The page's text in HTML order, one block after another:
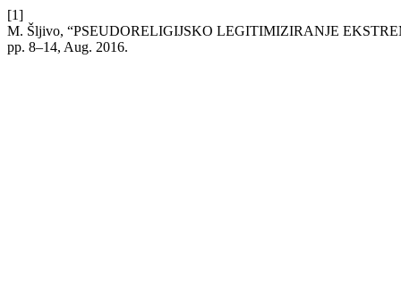
[1]
M. Šljivo, “PSEUDORELIGIJSKO LEGITIMIZIRANJE
pp. 8–14, Aug. 2016.